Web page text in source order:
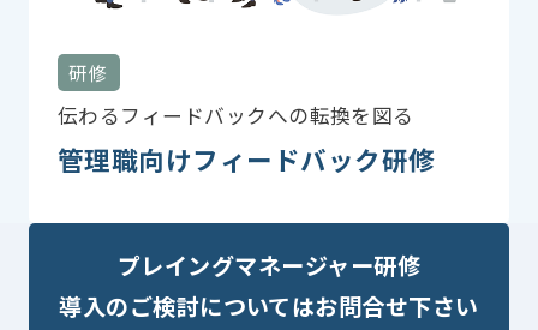
研修
伝わるフィードバックへの転換を図る
管理職向けフィードバック研修
プレイングマネージャー研修
導入のご検討についてはお問合せ下さい